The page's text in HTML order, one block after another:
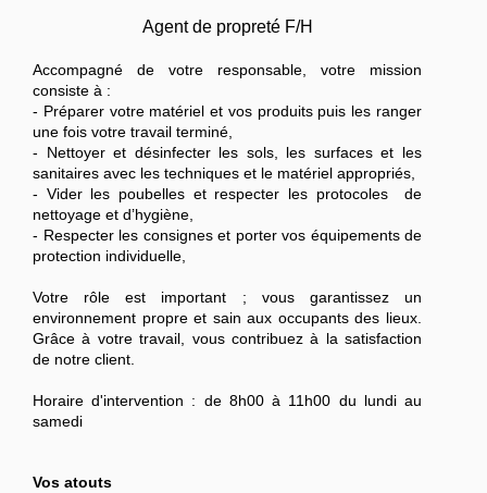
Agent de propreté F/H
Accompagné de votre responsable, votre mission
consiste à :
- Préparer votre matériel et vos produits puis les ranger
une fois votre travail terminé,
- Nettoyer et désinfecter les sols, les surfaces et les
sanitaires avec les techniques et le matériel appropriés,
- Vider les poubelles et respecter les protocoles de
nettoyage et d’hygiène,
- Respecter les consignes et porter vos équipements de
protection individuelle,
Votre rôle est important ; vous garantissez un
environnement propre et sain aux occupants des lieux.
Grâce à votre travail, vous contribuez à la satisfaction
de notre client.
Horaire d'intervention : de 8h00 à 11h00 du lundi au
samedi
Vos atouts